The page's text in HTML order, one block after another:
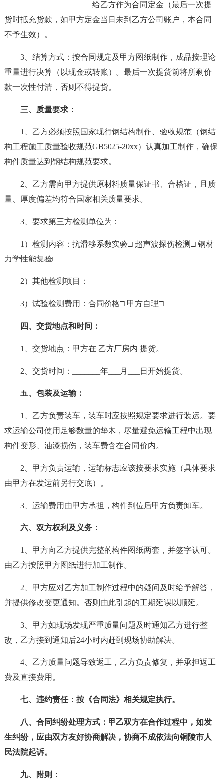
______________________给乙方作为合同定金（最后一次提
货时抵充货款，如甲方定金当日未到乙方公司账户，本合同
不予生效）。
3、结算方式：按合同规定及甲方图纸制作，成品按理论
重量进行决算（以现金或转账）。最后一次提货前将所剩价
款一次性付清，否则不得提货。
三、质量要求：
1、乙方必须按照国家现行钢结构制作、验收规范（钢结
构工程施工质量验收规范GB5025-20xx）认真加工制作，确保
构件质量达到钢结构规范要求。
2、乙方需向甲方提供原材料质量保证书、合格证，且质
量、厚度偏差均符合国家相关质量要求。
3、要求第三方检测单位为：
1）检测内容：抗滑移系数实验□ 超声波探伤检测□ 钢材
力学性能复验□
2）其他检测项目：
3）试验检测费用：合同价格□ 甲方自理□
四、交货地点和时间：
1、交货地点：甲方在 乙方厂房内 提货。
2、交货时间：_______年___月___日开始提货。
五、包装及运输：
1、乙方负责装车，装车时应按照规定要求进行装运。要
求运输公司使用足够数量的垫木，尽量避免运输工程中出现
构件变形、油漆损伤，装车费含在合同价内。
2、甲方负责运输，运输标志应该按要求实施（具体要求
由甲方在发运前另行交底）。
3、运输费用由甲方承担，构件到位后甲方负责卸车。
六、双方权利及义务：
1、甲方向乙方提供完整的构件图纸两套，并签字认可。
由乙方按照甲方图纸进行加工制作。
2、甲方应对乙方加工制作过程中的疑问及时给予解答，
并提供修改变更通知。否则由此引起的工期延误以顺延。
3、甲方如现场发现严重质量问题及时通知乙方进行整
改，乙方接到通知后24小时内赶到现场协助解决。
4、乙方质量问题导致返工，乙方负责修复，并承担返工
费及直接费用。
七、违约责任：按《合同法》相关规定执行。
八、合同纠纷处理方式：甲乙双方在合作过程中，如发
生纠纷，应由双方友好协商解决，协商不成依法向铜陵市人
民法院起诉。
九、附则：